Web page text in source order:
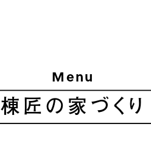
Menu
棟匠の家づくり